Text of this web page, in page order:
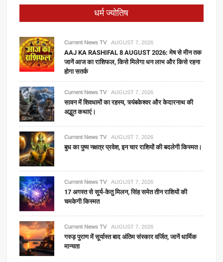
धर्म ज्योतिष
Current News TV AUGUST 7, 2026
AAJ KA RASHIFAL 8 AUGUST 2026: मेष से मीन तक
जानें आज का राशिफल, किसे मिलेगा धन लाभ और किसे रहना
होगा सतर्क
Current News TV AUGUST 7, 2026
सावन में शिवधामों का रहस्य, त्र्यंबकेश्वर और केदारनाथ की
अद्भुत कथाएं।
Current News TV AUGUST 7, 2026
बुध का पुष्य नक्षत्र प्रवेश, इन चार राशियों की बदलेगी किस्मत।
Current News TV AUGUST 7, 2026
17 अगस्त से सूर्य-केतु मिलन, सिंह समेत तीन राशियों की
चमकेगी किस्मत
Current News TV AUGUST 7, 2026
गरुड़ पुराण में सूर्यास्त बाद अंतिम संस्कार वर्जित, जानें धार्मिक
मान्यता